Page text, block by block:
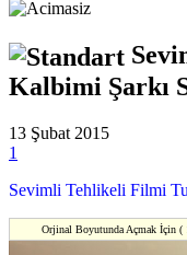
Kalbimi Şarkı
13 Şubat 2015
1
Sevimli Tehlikeli Filmi
Orjinal Boyutunda Açmak İçin (